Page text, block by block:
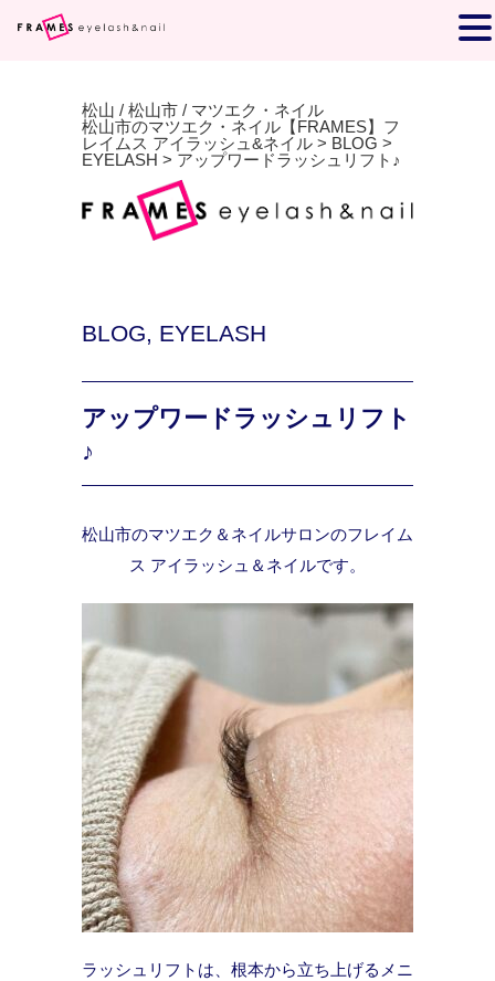
松山 / 松山市 / マツエク・ネイル
松山市のマツエク・ネイル【FRAMES】フ
レイムス アイラッシュ&ネイル > BLOG >
EYELASH > アップワードラッシュリフト♪
BLOG, EYELASH
アップワードラッシュリフト
♪
松山市のマツエク＆ネイルサロンのフレイム
ス アイラッシュ＆ネイルです。
ラッシュリフトは、根本から立ち上げるメニ